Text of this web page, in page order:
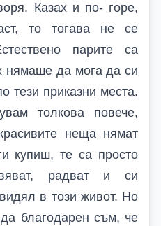
Казах и по- горе,
то тогава не се
парите са
нямаше да мога да си
тези приказни места.
толкова повече,
неща нямат
купиш, те са просто
радват и си
в този живот. Но
благодарен съм, че